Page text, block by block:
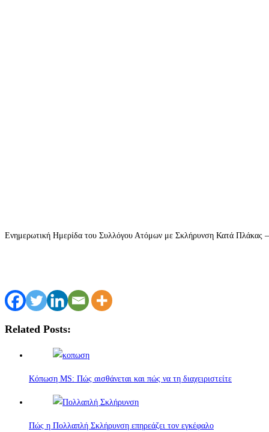
Ενημερωτική Ημερίδα του Συλλόγου Ατόμων με Σκλήρυνση Κατά
Related Posts:
Κόπωση MS: Πώς αισθάνεται και πώς να τη διαχειριστείτε
Πώς η Πολλαπλή Σκλήρυνση επηρεάζει τον εγκέφαλο